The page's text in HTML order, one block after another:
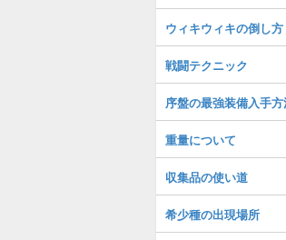
ウィキウィキの倒し方
戦闘テクニック
序盤の最強装備入手
重量について
収集品の使い道
希少種の出現場所